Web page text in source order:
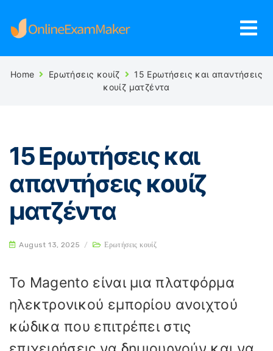
Home Ερωτήσεις κουίζ
15 Ερωτήσεις και απαντήσεις
κουίζ ματζέντα
15 Ερωτήσεις και
απαντήσεις κουίζ
ματζέντα
August 13, 2025 / Ερωτήσεις κουίζ
Το Magento είναι μια πλατφόρμα
ηλεκτρονικού εμπορίου ανοιχτού
κώδικα που επιτρέπει στις